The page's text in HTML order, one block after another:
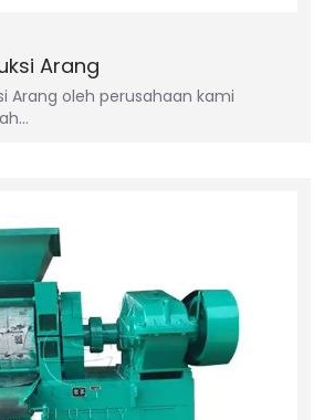
Arang
Arang oleh perusahaan kami